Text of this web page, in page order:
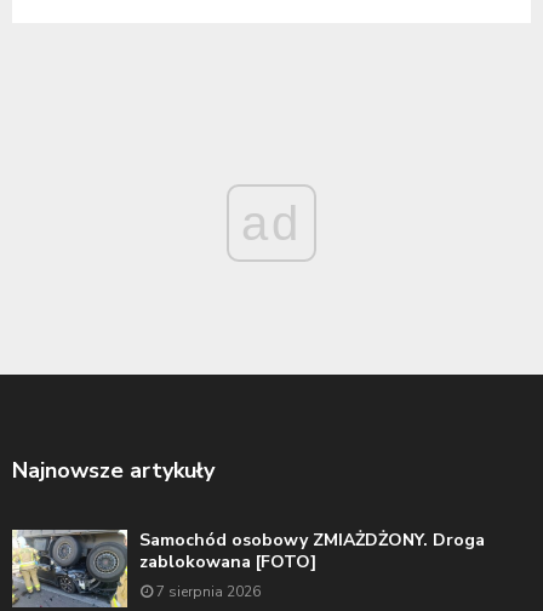
ad
Najnowsze artykuły
Samochód osobowy ZMIAŻDŻONY. Droga
zablokowana [FOTO]
7 sierpnia 2026